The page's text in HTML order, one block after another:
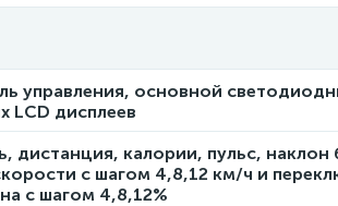
управления, основной
LCD дисплеев
дистанция, калории, пульс,
с шагом 4,8,12 км/ч и
с шагом 4,8,12%